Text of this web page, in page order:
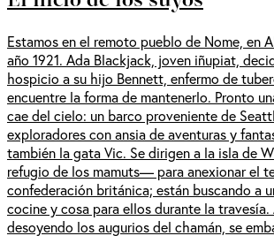
Estamos en el remoto pueblo de Nome, en
año 1921. Ada Blackjack, joven iñupiat,
hospicio a su hijo Bennett, enfermo de
encuentre la forma de mantenerlo. Pronto
cae del cielo: un barco proveniente de
exploradores con ansia de aventuras y
también la gata Vic. Se dirigen a la isla de
refugio de los mamuts— para anexionar el
confederación británica; están buscando a
cocine y cosa para ellos durante la travesía.
desoyendo los augurios del chamán, se